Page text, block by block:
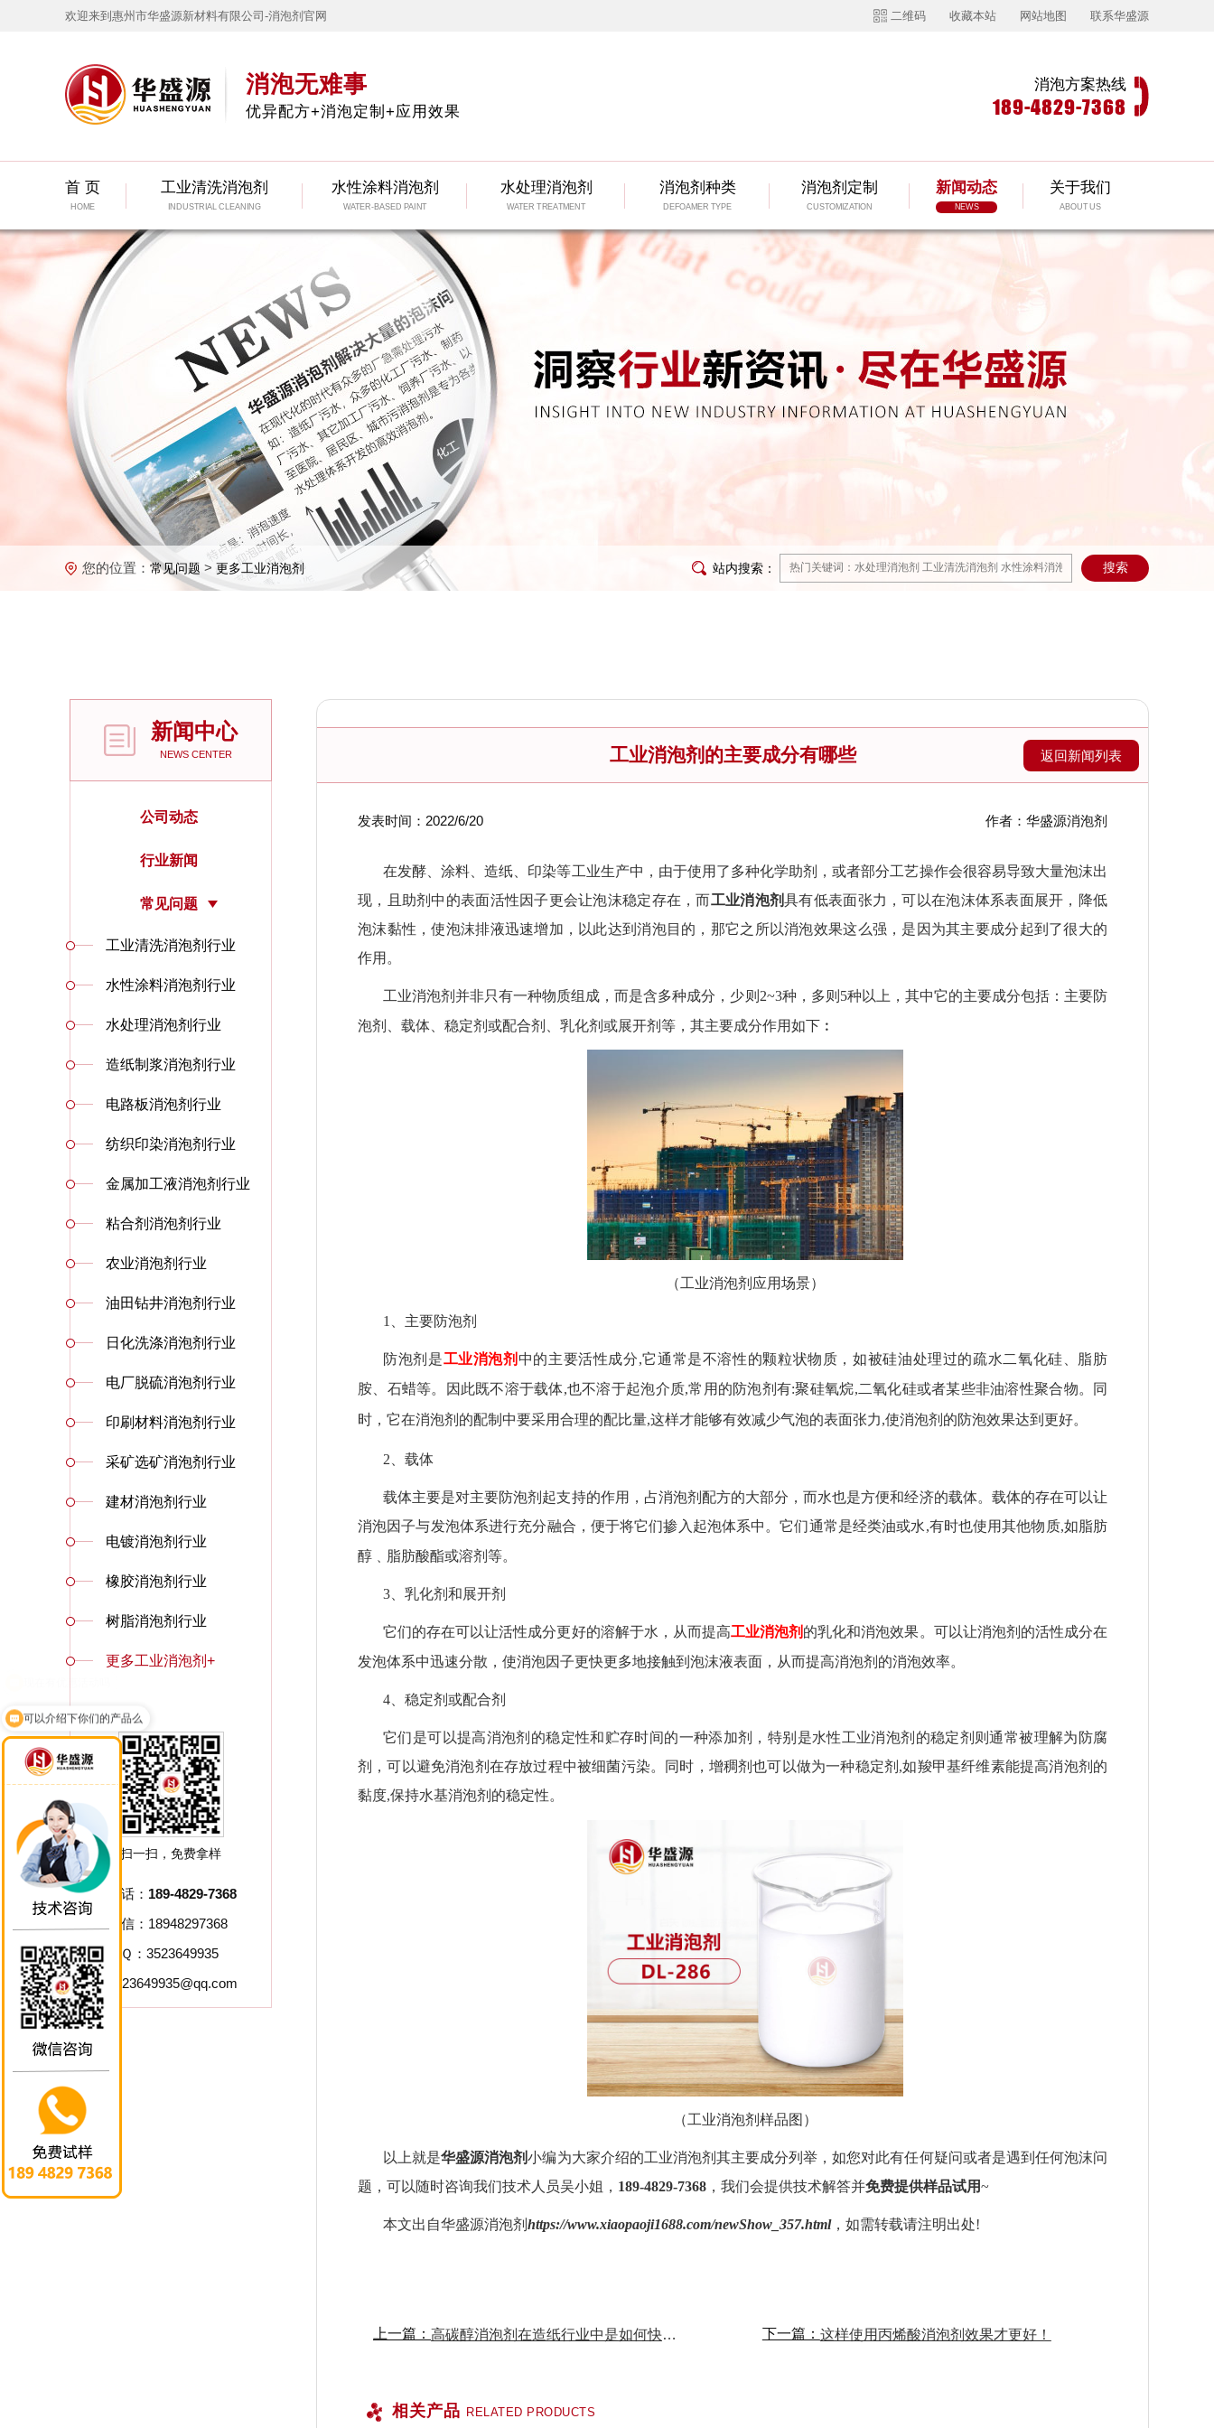
欢迎来到惠州市华盛源新材料有限公司-消泡剂官网 二维码 收藏本站 网站地图 联系华盛源
消泡无难事
优异配方+消泡定制+应用效果
消泡方案热线
189-4829-7368
首 页
HOME
工业清洗消泡剂
INDUSTRIAL CLEANING
水性涂料消泡剂
WATER-BASED PAINT
水处理消泡剂
WATER TREATMENT
消泡剂种类
DEFOAMER TYPE
消泡剂定制
CUSTOMIZATION
新闻动态
NEWS
关于我们
ABOUT US
您的位置： 常见问题 > 更多工业消泡剂 站内搜索：
新闻中心
NEWS CENTER
公司动态
行业新闻
常见问题
工业清洗消泡剂行业
水性涂料消泡剂行业
水处理消泡剂行业
造纸制浆消泡剂行业
电路板消泡剂行业
纺织印染消泡剂行业
金属加工液消泡剂行业
粘合剂消泡剂行业
农业消泡剂行业
油田钻井消泡剂行业
日化洗涤消泡剂行业
电厂脱硫消泡剂行业
印刷材料消泡剂行业
采矿选矿消泡剂行业
建材消泡剂行业
电镀消泡剂行业
橡胶消泡剂行业
树脂消泡剂行业
更多工业消泡剂+
扫一扫，免费拿样
电话： 189-4829-7368
微信：18948297368
ＱＱ：3523649935
3523649935@qq.com
工业消泡剂的主要成分有哪些 返回新闻列表
发表时间：2022/6/20 作者：华盛源消泡剂
在发酵、涂料、造纸、印染等工业生产中，由于使用了多种化学助剂，或者部分工艺操作会很容易导致大量泡沫出
现，且助剂中的表面活性因子更会让泡沫稳定存在，而工业消泡剂具有低表面张力，可以在泡沫体系表面展开，降低
泡沫黏性，使泡沫排液迅速增加，以此达到消泡目的，那它之所以消泡效果这么强，是因为其主要成分起到了很大的
作用。
工业消泡剂并非只有一种物质组成，而是含多种成分，少则 2~3种，多则 5种以上，其中它的主要成分包括：主要防
泡剂、载体、稳定剂或配合剂、乳化剂或展开剂等，其主要成分作用如下︰
（工业消泡剂应用场景）
1、 主要防泡剂
防泡剂是工业消泡剂 中的主要活性成分,它通常是不溶性的颗粒状物质，如被硅油处理过的疏水二氧化硅、脂肪
胺、石蜡等。因此既不溶于载体,也不溶于起泡介质,常用的防泡剂有:聚硅氧烷,二氧化硅或者某些非油溶性聚合物。同
时，它在消泡剂的配制中要采用合理的配比量,这样才能够有效减少气泡的表面张力,使消泡剂的防泡效果达到更好。
2、 载体
载体主要是对主要防泡剂起支持的作用，占消泡剂配方的大部分，而水也是方便和经济的载体。载体的存在可以让
消泡因子与发泡体系进行充分融合，便于将它们掺入起泡体系中。它们通常是经类油或水,有时也使用其他物质,如脂肪
醇﹑脂肪酸酯或溶剂等。
3、 乳化剂和展开剂
它们的存在可以让活性成分更好的溶解于水，从而提高工业消泡剂 的乳化和消泡效果。可以让消泡剂的活性成分在
发泡体系中迅速分散，使消泡因子更快更多地接触到泡沫液表面，从而提高消泡剂的消泡效率。
4、 稳定剂或配合剂
它们是可以提高消泡剂的稳定性和贮存时间的一种添加剂，特别是水性工业消泡剂的稳定剂则通常被理解为防腐
剂，可以避免消泡剂在存放过程中被细菌污染。同时，增稠剂也可以做为一种稳定剂 ,如羧甲基纤维素能提高消泡剂的
黏度,保持水基消泡剂的稳定性。
（工业消泡剂样品图）
以上就是华盛源消泡剂小编为大家介绍的工业消泡剂其主要成分列举，如您对此有任何疑问或者是遇到任何泡沫问
题，可以随时咨询我们技术人员吴小姐， 189-4829-7368 ，我们会提供技术解答并免费提供样品试用~
本文出自华盛源消泡剂 https://www.xiaopaoji1688.com/newShow_357.html，如需转载请注明出处!
上一篇： 高碳醇消泡剂在造纸行业中是如何快速消泡的？ 下一篇： 这样使用丙烯酸消泡剂效果才更好！
相关产品 RELATED PRODUCTS
可以介绍下你们的产品么